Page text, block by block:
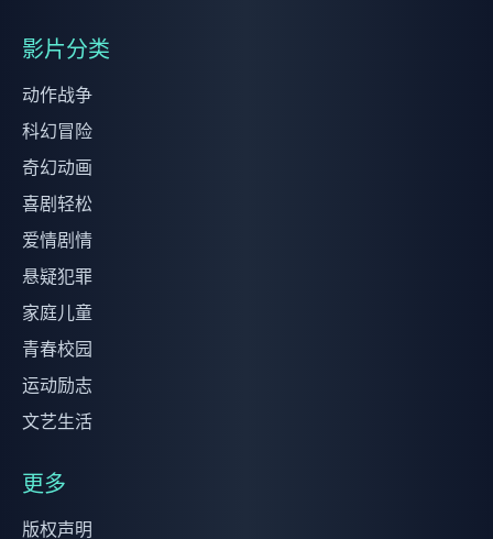
影片分类
动作战争
科幻冒险
奇幻动画
喜剧轻松
爱情剧情
悬疑犯罪
家庭儿童
青春校园
运动励志
文艺生活
更多
版权声明